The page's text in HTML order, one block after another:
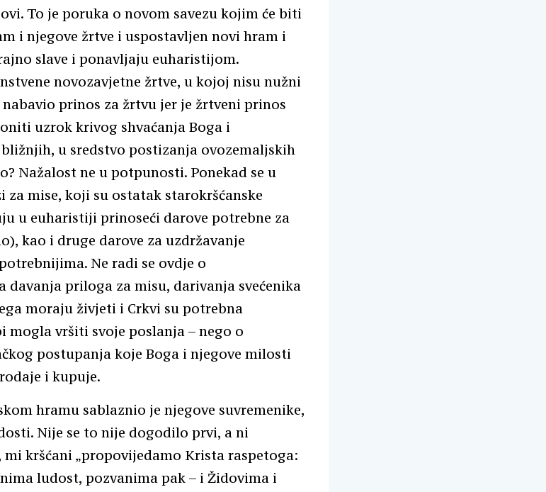
To je poruka o novom savezu kojim će biti
i njegove žrtve i uspostavljen novi hram i
slave i ponavljaju euharistijom.
novozavjetne žrtve, u kojoj nisu nužni
prinos za žrtvu jer je žrtveni prinos
uzrok krivog shvaćanja Boga i
u sredstvo postizanja ovozemaljskih
Nažalost ne u potpunosti. Ponekad se u
mise, koji su ostatak starokršćanske
u euharistiji prinoseći darove potrebne za
kao i druge darove za uzdržavanje
Ne radi se ovdje o
priloga za misu, darivanja svećenika
moraju živjeti i Crkvi su potrebna
mogla vršiti svoje poslanja – nego o
postupanja koje Boga i njegove milosti
i kupuje.
hramu sablaznio je njegove suvremenike,
Nije se to nije dogodilo prvi, a ni
kršćani „propovijedamo Krista raspetoga:
ludost, pozvanima pak – i Židovima i